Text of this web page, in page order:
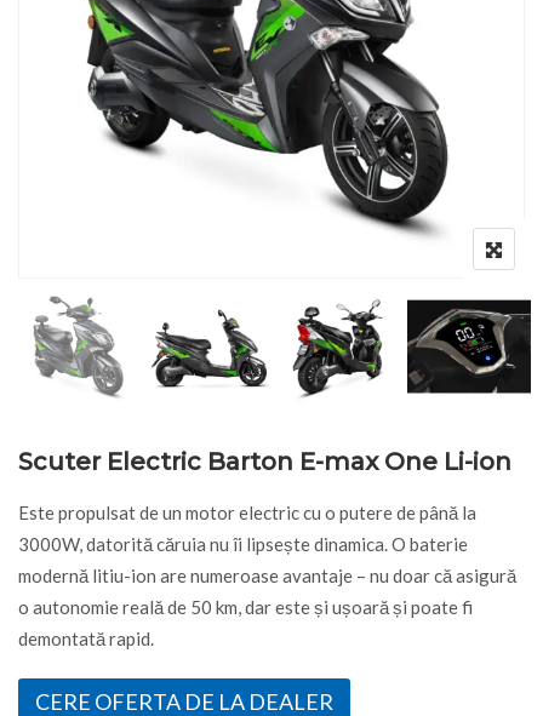
Scuter Electric Barton E-max One Li-ion
Este propulsat de un motor electric cu o putere de până la
3000W, datorită căruia nu îi lipsește dinamica. O baterie
modernă litiu-ion are numeroase avantaje – nu doar că asigură
o autonomie reală de 50 km, dar este și ușoară și poate fi
demontată rapid.
CERE OFERTA DE LA DEALER